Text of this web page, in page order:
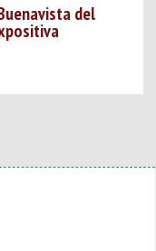
del